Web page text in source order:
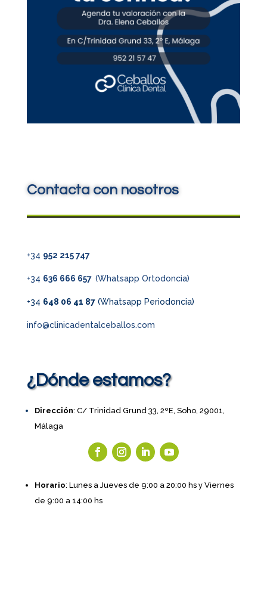
Contacta con nosotros
+34 952 215 747
+34 636 666 657 (Whatsapp Ortodoncia)
+34 648 06 41 87(Whatsapp Periodoncia)
info@clinicadentalceballos.com
¿Dónde estamos?
Dirección: C/ Trinidad Grund 33, 2ºE, Soho, 29001,
Málaga
Horario: Lunes a Jueves de 9:00 a 20:00 hs y Viernes
de 9:00 a 14:00 hs